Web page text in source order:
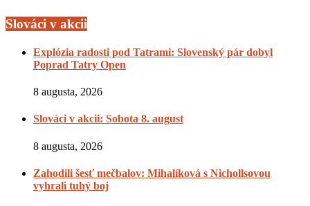
Slováci v akcii
Explózia radosti pod Tatrami: Slovenský pár dobyl
Poprad Tatry Open
8 augusta, 2026
Slováci v akcii: Sobota 8. august
8 augusta, 2026
Zahodili šesť mečbalov: Mihalíková s Nichollsovou
vyhrali tuhý boj